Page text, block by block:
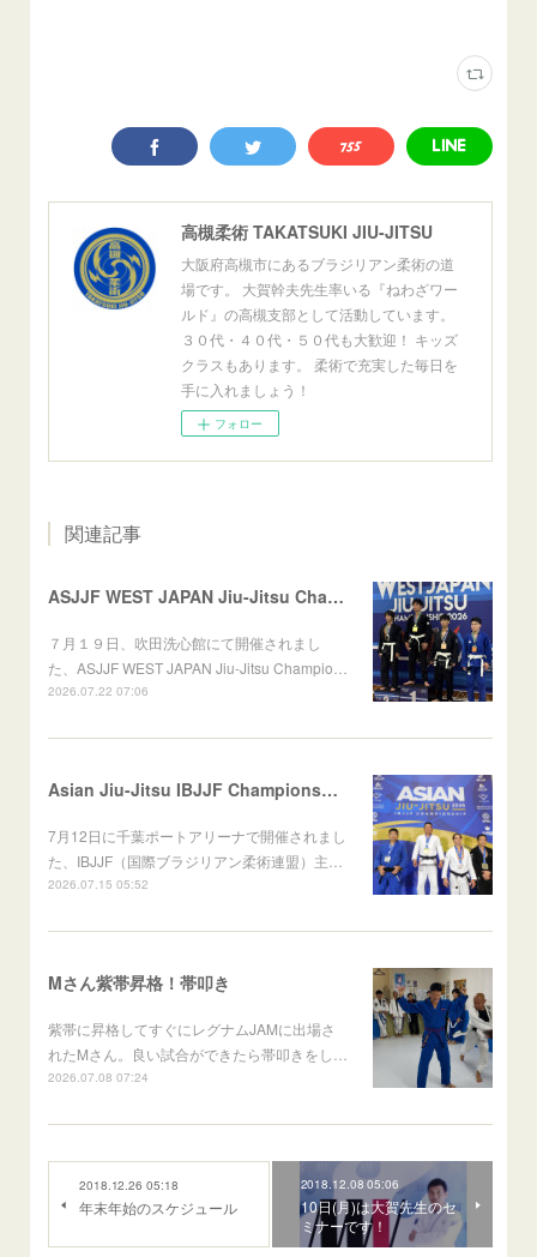
高槻柔術 TAKATSUKI JIU-JITSU
大阪府高槻市にあるブラジリアン柔術の道
場です。 大賀幹夫先生率いる『ねわざワー
ルド』の高槻支部として活動しています。
３０代・４０代・５０代も大歓迎！ キッズ
クラスもあります。 柔術で充実した毎日を
手に入れましょう！
フォロー
関連記事
ASJJF WEST JAPAN Jiu-Jitsu Championship
７月１９日、吹田洗心館にて開催されまし
た、ASJJF WEST JAPAN Jiu-Jitsu Champio…
2026.07.22 07:06
Asian Jiu-Jitsu IBJJF Championship 2026
7月12日に千葉ポートアリーナで開催されまし
た、IBJJF（国際ブラジリアン柔術連盟）主…
2026.07.15 05:52
Mさん紫帯昇格！帯叩き
紫帯に昇格してすぐにレグナムJAMに出場さ
れたMさん。良い試合ができたら帯叩きをし…
2026.07.08 07:24
2018.12.26 05:18
年末年始のスケジュール
2018.12.08 05:06
10日(月)は大賀先生のセ
ミナーです！